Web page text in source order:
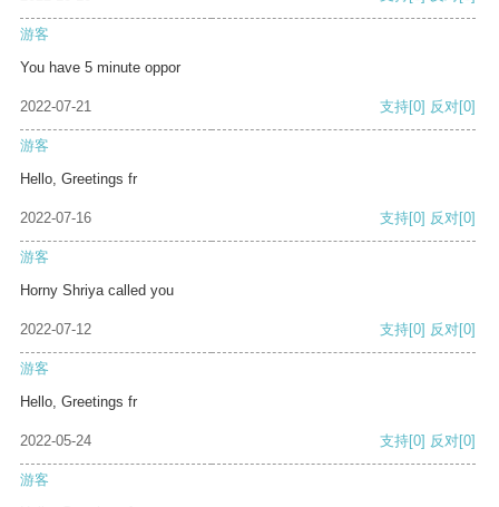
游客
You have 5 minute oppor
2022-07-21 支持[0] 反对[0]
游客
Hello, Greetings fr
2022-07-16 支持[0] 反对[0]
游客
Horny Shriya called you
2022-07-12 支持[0] 反对[0]
游客
Hello, Greetings fr
2022-05-24 支持[0] 反对[0]
游客